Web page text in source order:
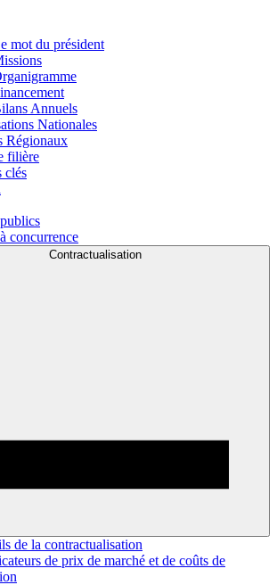
mot du président
Annuels
Nationales
Régionaux
filière
clés
concurrence
Contractualisation
de la contractualisation
de prix de marché et de coûts de